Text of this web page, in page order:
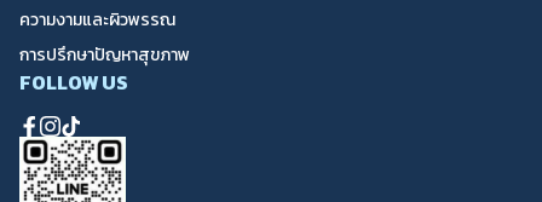
ความงามและผิวพรรณ
การปรึกษาปัญหาสุขภาพ
FOLLOW US